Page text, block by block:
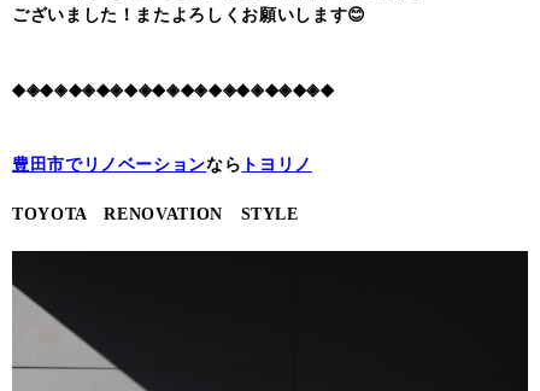
ございました！またよろしくお願いします😊
◆◈◆◈◆◈◆◈◆◈◆◈◆◈◆◈◆◈◆◈◆◈◆
豊田市でリノベーションなら トヨリノ
TOYOTA RENOVATION STYLE